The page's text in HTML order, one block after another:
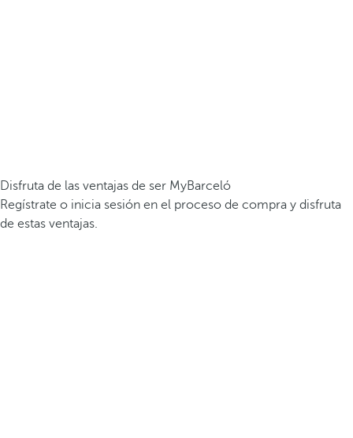
Disfruta de las ventajas de ser MyBarceló
Regístrate o inicia sesión en el proceso de compra y disfruta
de estas ventajas.